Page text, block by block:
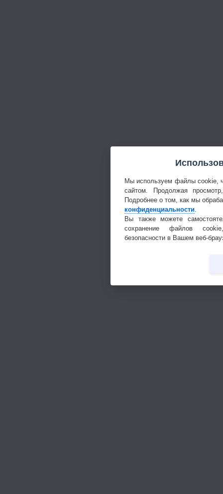
Мы используем файлы cookie,
сайтом. Продолжая
Подробнее о том, как мы
конфиденциальности.
Вы также можете
сохранение файлов
безопасности в Вашем веб-